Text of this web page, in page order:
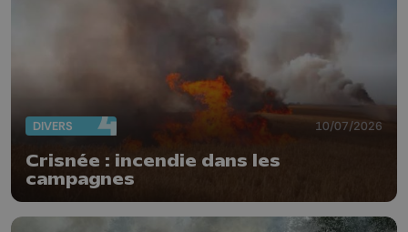
DIVERS 10/07/2026
Crisnée : incendie dans les
campagnes